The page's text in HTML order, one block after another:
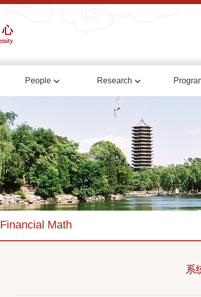
People Research
Financial Math
系